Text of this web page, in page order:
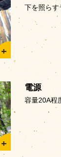
下を照らす
電源
容量20A程